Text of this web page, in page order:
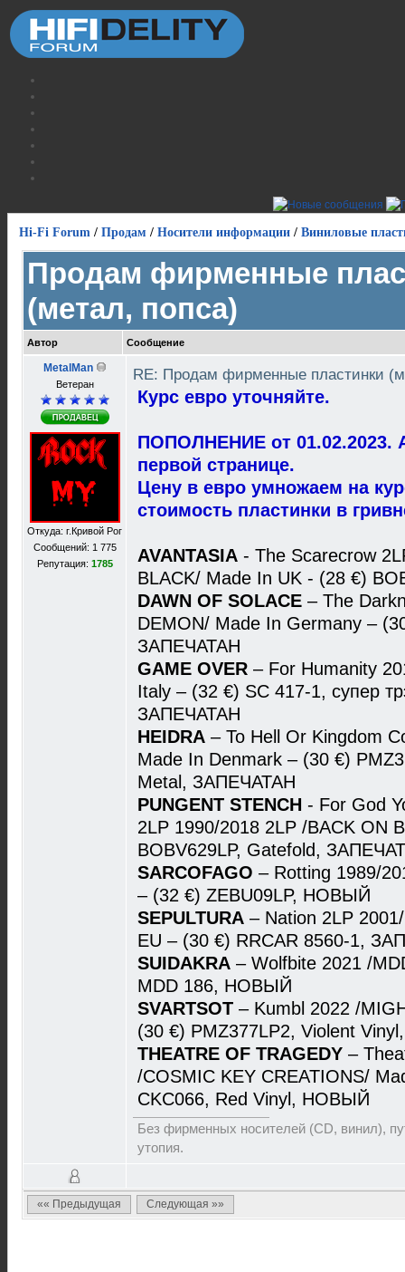
Hi-Fi Forum / Продам / Носители информации / Виниловые
Продам фирменные
(метал, попса)
Автор Сообщение
MetalMan
Ветеран
Откуда: г.Кривой Рог
Сообщений: 1 775
Репутация: 1785
RE: Продам фирменные пластинки
Курс евро уточняйте.
ПОПОЛНЕНИЕ от 01.02.2023.
первой странице.
Цену в евро умножаем на
стоимость пластинки в
AVANTASIA - The Scarecrow
BLACK/ Made In UK - (28 €)
DAWN OF SOLACE – The
DEMON/ Made In Germany –
ЗАПЕЧАТАН
GAME OVER – For Humanity
Italy – (32 €) SC 417-1, супер
ЗАПЕЧАТАН
HEIDRA – To Hell Or Kingdom
Made In Denmark – (30 €)
Metal, ЗАПЕЧАТАН
PUNGENT STENCH - For God
2LP 1990/2018 2LP /BACK ON
BOBV629LP, Gatefold,
SARCOFAGO – Rotting 1989/
– (32 €) ZEBU09LP, НОВЫЙ
SEPULTURA – Nation 2LP
EU – (30 €) RRCAR 8560-1,
SUIDAKRA – Wolfbite 2021 /
MDD 186, НОВЫЙ
SVARTSOT – Kumbl 2022 /
(30 €) PMZ377LP2, Violent
THEATRE OF TRAGEDY –
/COSMIC KEY CREATIONS/
CKC066, Red Vinyl, НОВЫЙ
Без фирменных носителей (CD, винил),
утопия.
«« Предыдущая Следующая »»